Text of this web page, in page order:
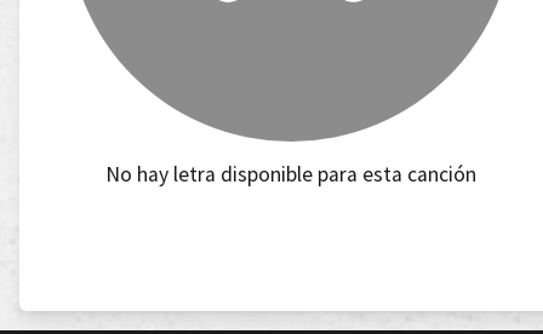
No hay letra disponible para esta canción